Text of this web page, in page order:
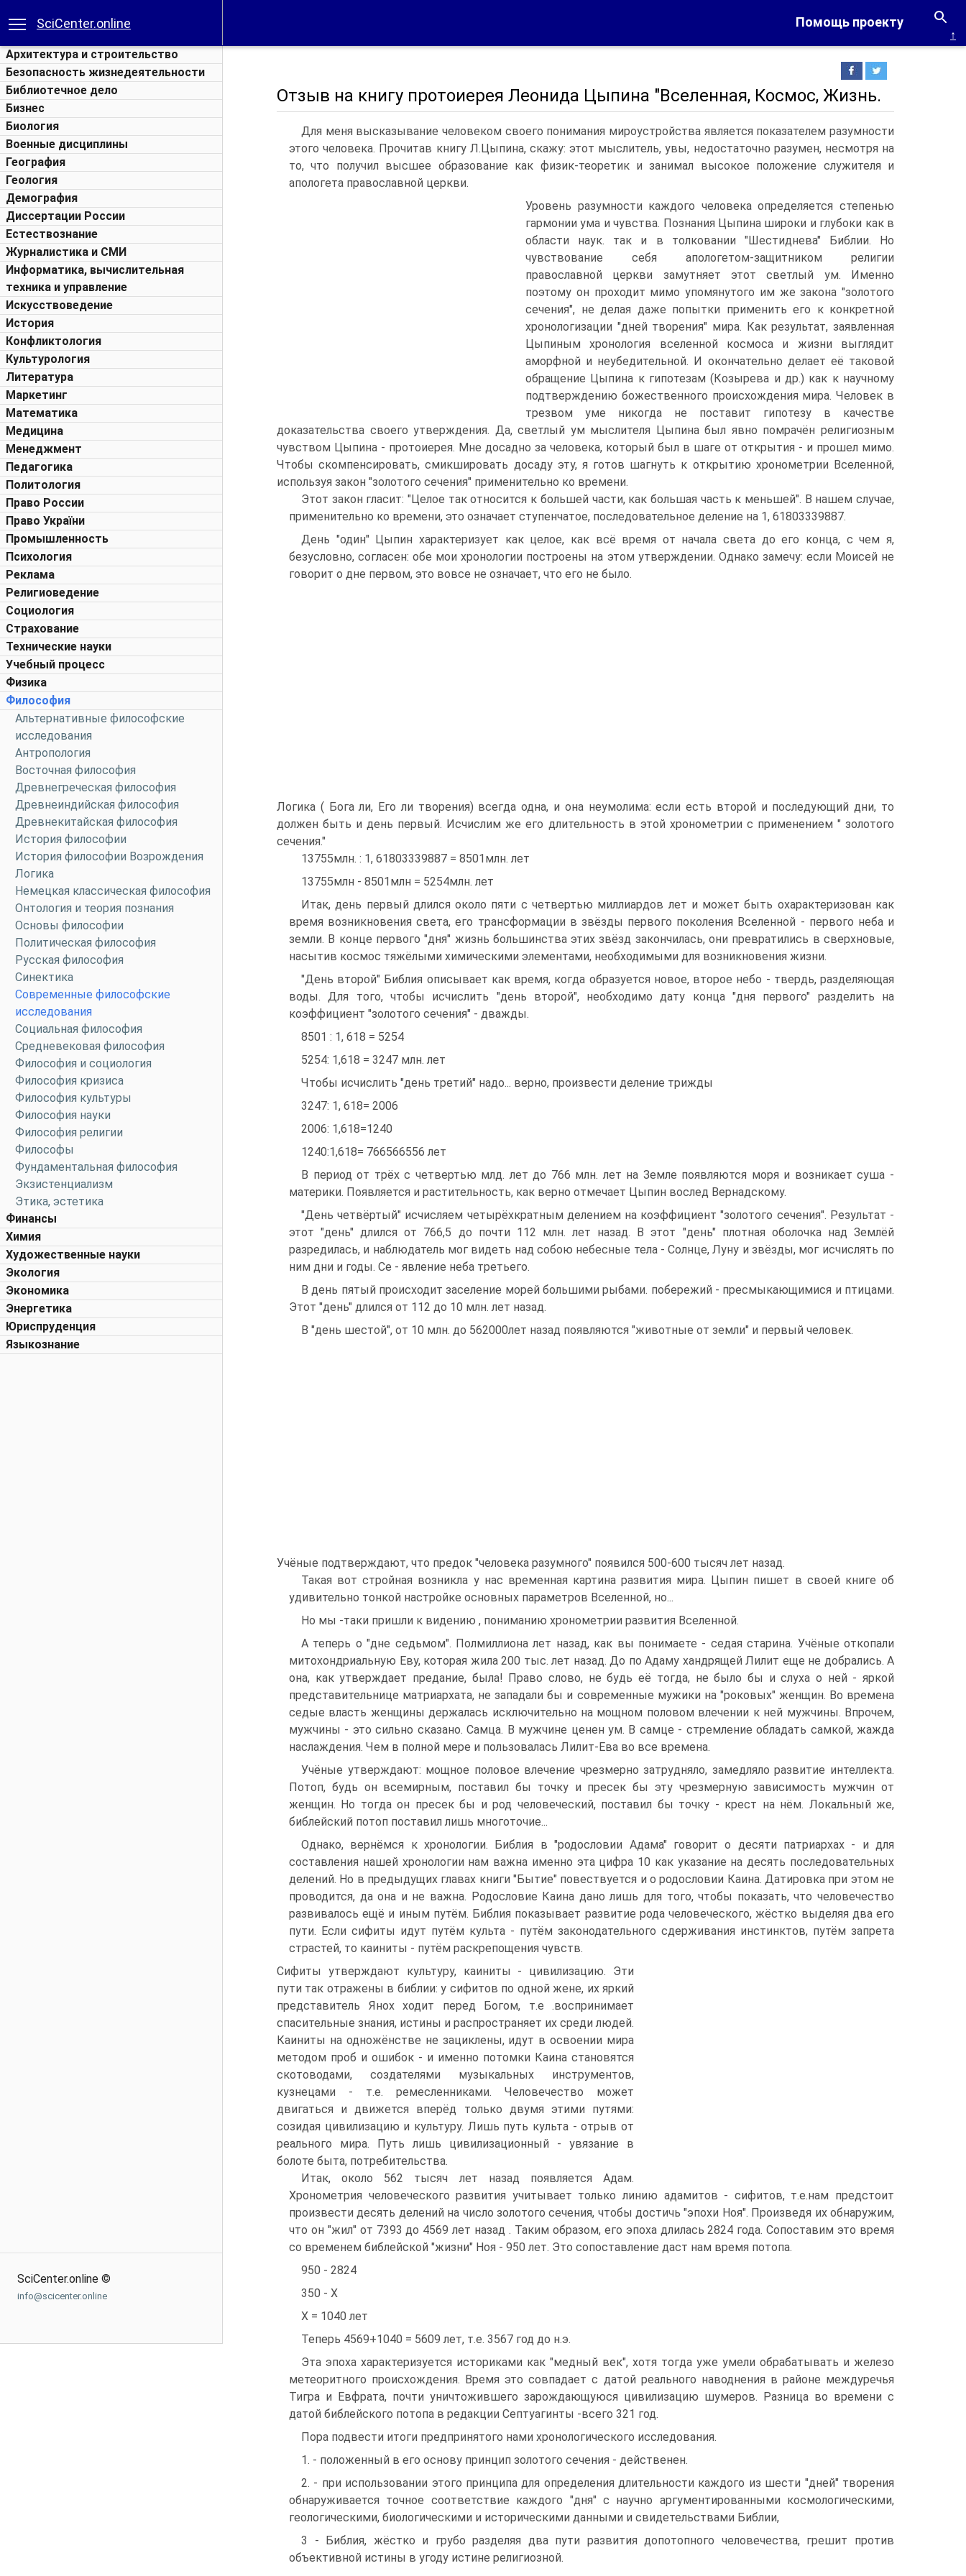
Помощь проекту
SciCenter.online
Архитектура и строительство
Безопасность жизнедеятельности
Библиотечное дело
Бизнес
Биология
Военные дисциплины
География
Геология
Демография
Диссертации России
Естествознание
Журналистика и СМИ
Информатика, вычислительная
техника и управление
Искусствоведение
История
Конфликтология
Культурология
Литература
Маркетинг
Математика
Медицина
Менеджмент
Педагогика
Политология
Право России
Право України
Промышленность
Психология
Реклама
Религиоведение
Социология
Страхование
Технические науки
Учебный процесс
Физика
Философия
Альтернативные философские
исследования
Антропология
Восточная философия
Древнегреческая философия
Древнеиндийская философия
Древнекитайская философия
История философии
История философии Возрождения
Логика
Немецкая классическая философия
Онтология и теория познания
Основы философии
Политическая философия
Русская философия
Синектика
Современные философские
исследования
Социальная философия
Средневековая философия
Философия и социология
Философия кризиса
Философия культуры
Философия науки
Философия религии
Философы
Фундаментальная философия
Экзистенциализм
Этика, эстетика
Финансы
Химия
Художественные науки
Экология
Экономика
Энергетика
Юриспруденция
Языкознание
SciCenter.online ©
info@scicenter.online
↑
Отзыв на книгу протоиерея Леонида Цыпина "Вселенная, Космос, Жизнь.
Для меня высказывание человеком своего понимания мироустройства является показателем разумности
этого человека. Прочитав книгу Л.Цыпина, скажу: этот мыслитель, увы, недостаточно разумен, несмотря на
то, что получил высшее образование как физик-теоретик и занимал высокое положение служителя и
апологета православной церкви.
Уровень разумности каждого человека определяется степенью
гармонии ума и чувства. Познания Цыпина широки и глубоки как в
области наук. так и в толковании "Шестиднева" Библии. Но
чувствование себя апологетом-защитником религии
православной церкви замутняет этот светлый ум. Именно
поэтому он проходит мимо упомянутого им же закона "золотого
сечения", не делая даже попытки применить его к конкретной
хронологизации "дней творения" мира. Как результат, заявленная
Цыпиным хронология вселенной космоса и жизни выглядит
аморфной и неубедительной. И окончательно делает её таковой
обращение Цыпина к гипотезам (Козырева и др.) как к научному
подтверждению божественного происхождения мира. Человек в
трезвом уме никогда не поставит гипотезу в качестве
доказательства своего утверждения. Да, светлый ум мыслителя Цыпина был явно помрачён религиозным
чувством Цыпина - протоиерея. Мне досадно за человека, который был в шаге от открытия - и прошел мимо.
Чтобы скомпенсировать, смикшировать досаду эту, я готов шагнуть к открытию хронометрии Вселенной,
используя закон "золотого сечения" применительно ко времени.
Этот закон гласит: "Целое так относится к большей части, как большая часть к меньшей". В нашем случае,
применительно ко времени, это означает ступенчатое, последовательное деление на 1, 61803339887.
День "один" Цыпин характеризует как целое, как всё время от начала света до его конца, с чем я,
безусловно, согласен: обе мои хронологии построены на этом утверждении. Однако замечу: если Моисей не
говорит о дне первом, это вовсе не означает, что его не было.
Логика ( Бога ли, Его ли творения) всегда одна, и она неумолима: если есть второй и последующий дни, то
должен быть и день первый. Исчислим же его длительность в этой хронометрии с применением " золотого
сечения."
13755млн. : 1, 61803339887 = 8501млн. лет
13755млн - 8501млн = 5254млн. лет
Итак, день первый длился около пяти с четвертью миллиардов лет и может быть охарактеризован как
время возникновения света, его трансформации в звёзды первого поколения Вселенной - первого неба и
земли. В конце первого "дня" жизнь большинства этих звёзд закончилась, они превратились в сверхновые,
насытив космос тяжёлыми химическими элементами, необходимыми для возникновения жизни.
"День второй" Библия описывает как время, когда образуется новое, второе небо - твердь, разделяющая
воды. Для того, чтобы исчислить "день второй", необходимо дату конца "дня первого" разделить на
коэффициент "золотого сечения" - дважды.
8501 : 1, 618 = 5254
5254: 1,618 = 3247 млн. лет
Чтобы исчислить "день третий" надо... верно, произвести деление трижды
3247: 1, 618= 2006
2006: 1,618=1240
1240:1,618= 766566556 лет
В период от трёх с четвертью млд. лет до 766 млн. лет на Земле появляются моря и возникает суша -
материки. Появляется и растительность, как верно отмечает Цыпин вослед Вернадскому.
"День четвёртый" исчисляем четырёхкратным делением на коэффициент "золотого сечения". Результат -
этот "день" длился от 766,5 до почти 112 млн. лет назад. В этот "день" плотная оболочка над Землёй
разредилась, и наблюдатель мог видеть над собою небесные тела - Солнце, Луну и звёзды, мог исчислять по
ним дни и годы. Се - явление неба третьего.
В день пятый происходит заселение морей большими рыбами. побережий - пресмыкающимися и птицами.
Этот "день" длился от 112 до 10 млн. лет назад.
В "день шестой", от 10 млн. до 562000лет назад появляются "животные от земли" и первый человек.
Учёные подтверждают, что предок "человека разумного" появился 500-600 тысяч лет назад.
Такая вот стройная возникла у нас временная картина развития мира. Цыпин пишет в своей книге об
удивительно тонкой настройке основных параметров Вселенной, но...
Но мы -таки пришли к видению , пониманию хронометрии развития Вселенной.
А теперь о "дне седьмом". Полмиллиона лет назад, как вы понимаете - седая старина. Учёные откопали
митохондриальную Еву, которая жила 200 тыс. лет назад. До по Адаму хандрящей Лилит еще не добрались. А
она, как утверждает предание, была! Право слово, не будь её тогда, не было бы и слуха о ней - яркой
представительнице матриархата, не западали бы и современные мужики на "роковых" женщин. Во времена
седые власть женщины держалась исключительно на мощном половом влечении к ней мужчины. Впрочем,
мужчины - это сильно сказано. Самца. В мужчине ценен ум. В самце - стремление обладать самкой, жажда
наслаждения. Чем в полной мере и пользовалась Лилит-Ева во все времена.
Учёные утверждают: мощное половое влечение чрезмерно затрудняло, замедляло развитие интеллекта.
Потоп, будь он всемирным, поставил бы точку и пресек бы эту чрезмерную зависимость мужчин от
женщин. Но тогда он пресек бы и род человеческий, поставил бы точку - крест на нём. Локальный же,
библейский потоп поставил лишь многоточие...
Однако, вернёмся к хронологии. Библия в "родословии Адама" говорит о десяти патриархах - и для
составления нашей хронологии нам важна именно эта цифра 10 как указание на десять последовательных
делений. Но в предыдущих главах книги "Бытие" повествуется и о родословии Каина. Датировка при этом не
проводится, да она и не важна. Родословие Каина дано лишь для того, чтобы показать, что человечество
развивалось ещё и иным путём. Библия показывает развитие рода человеческого, жёстко выделяя два его
пути. Если сифиты идут путём культа - путём законодательного сдерживания инстинктов, путём запрета
страстей, то каиниты - путём раскрепощения чувств.
Сифиты утверждают культуру, каиниты - цивилизацию. Эти
пути так отражены в библии: у сифитов по одной жене, их яркий
представитель Янох ходит перед Богом, т.е .воспринимает
спасительные знания, истины и распространяет их среди людей.
Каиниты на одножёнстве не зациклены, идут в освоении мира
методом проб и ошибок - и именно потомки Каина становятся
скотоводами, создателями музыкальных инструментов,
кузнецами - т.е. ремесленниками. Человечество может
двигаться и движется вперёд только двумя этими путями:
созидая цивилизацию и культуру. Лишь путь культа - отрыв от
реального мира. Путь лишь цивилизационный - увязание в
болоте быта, потребительства.
Итак, около 562 тысяч лет назад появляется Адам.
Хронометрия человеческого развития учитывает только линию адамитов - сифитов, т.е.нам предстоит
произвести десять делений на число золотого сечения, чтобы достичь "эпохи Ноя". Произведя их обнаружим,
что он "жил" от 7393 до 4569 лет назад . Таким образом, его эпоха длилась 2824 года. Сопоставим это время
со временем библейской "жизни" Ноя - 950 лет. Это сопоставление даст нам время потопа.
950 - 2824
350 - Х
Х = 1040 лет
Теперь 4569+1040 = 5609 лет, т.е. 3567 год до н.э.
Эта эпоха характеризуется историками как "медный век", хотя тогда уже умели обрабатывать и железо
метеоритного происхождения. Время это совпадает с датой реального наводнения в районе междуречья
Тигра и Евфрата, почти уничтожившего зарождающуюся цивилизацию шумеров. Разница во времени с
датой библейского потопа в редакции Септуагинты -всего 321 год.
Пора подвести итоги предпринятого нами хронологического исследования.
1. - положенный в его основу принцип золотого сечения - действенен.
2. - при использовании этого принципа для определения длительности каждого из шести "дней" творения
обнаруживается точное соответствие каждого "дня" с научно аргументированными космологическими,
геологическими, биологическими и историческими данными и свидетельствами Библии,
3 - Библия, жёстко и грубо разделяя два пути развития допотопного человечества, грешит против
объективной истины в угоду истине религиозной.